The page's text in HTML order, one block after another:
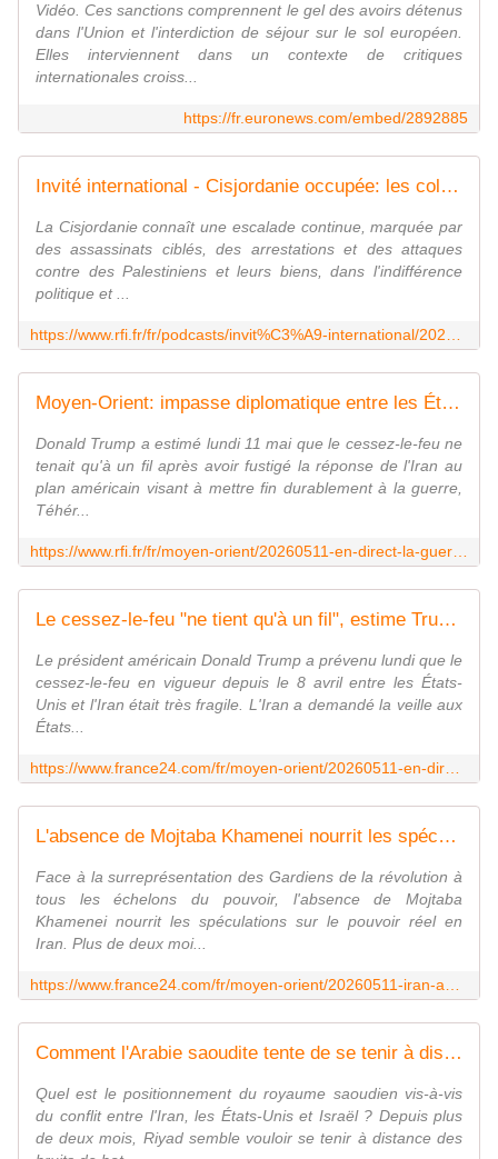
Vidéo. Ces sanctions comprennent le gel des avoirs détenus
dans l'Union et l'interdiction de séjour sur le sol européen.
Elles interviennent dans un contexte de critiques
internationales croiss...
https://fr.euronews.com/embed/2892885
Invité international - Cisjordanie occupée: les colons israéliens "n'agissent pas seuls et sont protégés par l'armée israélienne"
La Cisjordanie connaît une escalade continue, marquée par
des assassinats ciblés, des arrestations et des attaques
contre des Palestiniens et leurs biens, dans l'indifférence
politique et ...
Moyen-Orient: impasse diplomatique entre les États-Unis et l'Iran, le cessez-le-feu "sous assistance respiratoire"
Donald Trump a estimé lundi 11 mai que le cessez-le-feu ne
tenait qu'à un fil après avoir fustigé la réponse de l'Iran au
plan américain visant à mettre fin durablement à la guerre,
Téhér...
Le cessez-le-feu "ne tient qu'à un fil", estime Trump, en promettant une "victoire totale"
Le président américain Donald Trump a prévenu lundi que le
cessez-le-feu en vigueur depuis le 8 avril entre les États-
Unis et l'Iran était très fragile. L'Iran a demandé la veille aux
États...
L'absence de Mojtaba Khamenei nourrit les spéculations sur la réalité du pouvoir en Iran
Face à la surreprésentation des Gardiens de la révolution à
tous les échelons du pouvoir, l'absence de Mojtaba
Khamenei nourrit les spéculations sur le pouvoir réel en
Iran. Plus de deux moi...
Comment l'Arabie saoudite tente de se tenir à distance du conflit entre l'Iran et les États-Unis
Quel est le positionnement du royaume saoudien vis-à-vis
du conflit entre l'Iran, les États-Unis et Israël ? Depuis plus
de deux mois, Riyad semble vouloir se tenir à distance des